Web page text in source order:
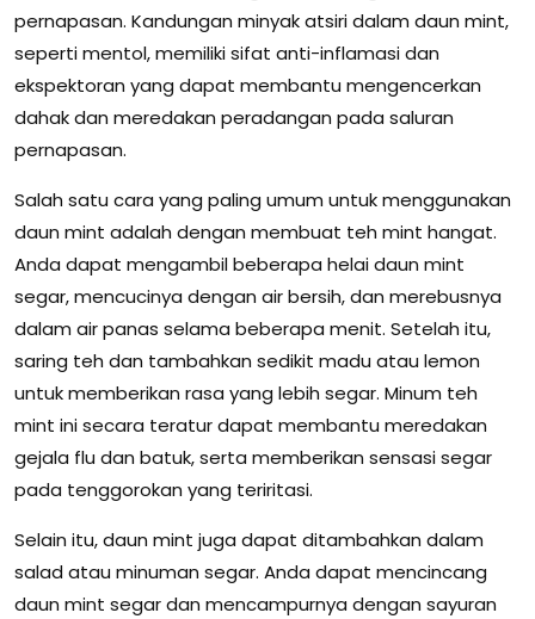
pernapasan. Kandungan minyak atsiri dalam daun mint,
seperti mentol, memiliki sifat anti-inflamasi dan
ekspektoran yang dapat membantu mengencerkan
dahak dan meredakan peradangan pada saluran
pernapasan.
Salah satu cara yang paling umum untuk menggunakan
daun mint adalah dengan membuat teh mint hangat.
Anda dapat mengambil beberapa helai daun mint
segar, mencucinya dengan air bersih, dan merebusnya
dalam air panas selama beberapa menit. Setelah itu,
saring teh dan tambahkan sedikit madu atau lemon
untuk memberikan rasa yang lebih segar. Minum teh
mint ini secara teratur dapat membantu meredakan
gejala flu dan batuk, serta memberikan sensasi segar
pada tenggorokan yang teriritasi.
Selain itu, daun mint juga dapat ditambahkan dalam
salad atau minuman segar. Anda dapat mencincang
daun mint segar dan mencampurnya dengan sayuran